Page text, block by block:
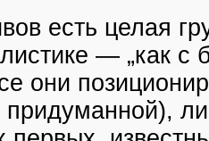
есть целая
— „как с
они